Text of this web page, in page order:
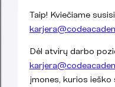
Taip! Kviečiame
Dėl atvirų darbo
įmones, kurios ieško